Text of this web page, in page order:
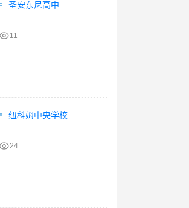
圣安东尼高中
11
纽科姆中央学校
24